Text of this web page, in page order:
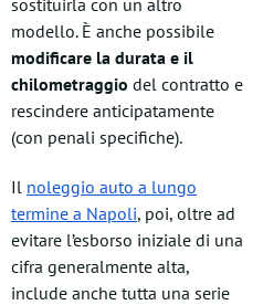
sostituirla con un altro
modello. È anche possibile
modificare la durata e il
chilometraggio del contratto e
rescindere anticipatamente
(con penali specifiche).
Il noleggio auto a lungo
termine a Napoli, poi, oltre ad
evitare l’esborso iniziale di una
cifra generalmente alta,
include anche tutta una serie